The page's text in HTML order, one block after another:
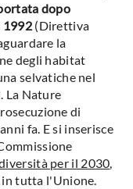
dopo
1992(Direttiva
la
degli habitat
selvatiche nel
La Nature
di
fa. E si inserisce
per il 2030,
in tutta l'Unione.